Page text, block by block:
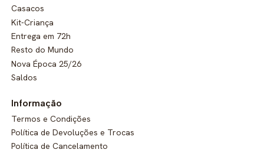
Casacos
Kit-Criança
Entrega em 72h
Resto do Mundo
Nova Época 25/26
Saldos
Informação
Termos e Condições
Política de Devoluções e Trocas
Política de Cancelamento